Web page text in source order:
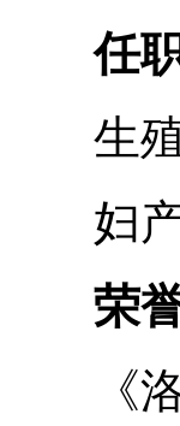
任职
生殖
妇产
荣誉
《洛